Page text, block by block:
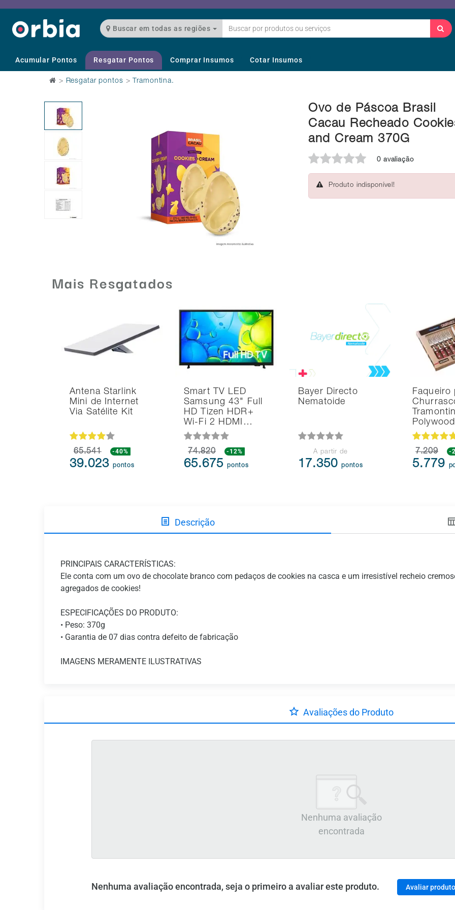
Buscar em todas as regiões
Acumular Pontos Resgatar Pontos Comprar Insumos Cotar Insumos
> Resgatar pontos > Tramontina.
Ovo de Páscoa Brasil
Cacau Recheado
and Cream 370G
0 avaliação
Produto indisponível!
Mais Resgatados
Antena Starlink
Mini de Internet
Via Satélite Kit
65.541 -40%
39.023pontos
Smart TV LED
Samsung 43" Full
HD Tizen HDR+
Wi-Fi 2 HDMI…
74.820 -12%
65.675pontos
Bayer Directo
Nematoide
A partir de
17.350pontos
Faqueiro
7.209 -
5.779
Descrição
PRINCIPAIS CARACTERÍSTICAS:
Ele conta com um ovo de chocolate branco com pedaços de cookies na casca e um irresistível recheio
agregados de cookies!
ESPECIFICAÇÕES DO PRODUTO:
• Peso: 370g
• Garantia de 07 dias contra defeito de fabricação
IMAGENS MERAMENTE ILUSTRATIVAS
Avaliações do Produto
Nenhuma avaliação
encontrada
Nenhuma avaliação encontrada, seja o primeiro a avaliar este produto. Avaliar produto